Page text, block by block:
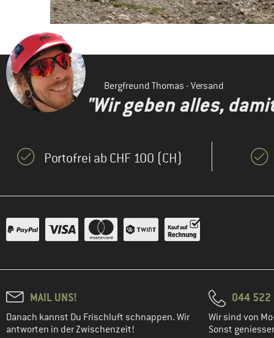
Bergfreund Thomas - Versand
"Wir geben alles,
Portofrei ab CHF 100 (CH)
MAIL UNS!
Danach kannst Du Frischluft schnappen. Wir
antworten in der Zwischenzeit!
044 522
Wir sind von
Sonst